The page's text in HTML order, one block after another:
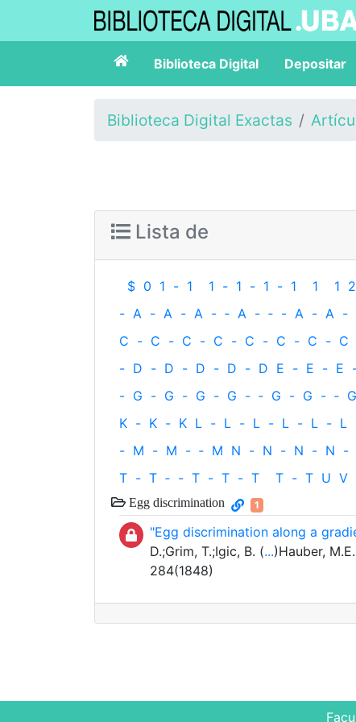
Biblioteca Digital Depositar
Biblioteca Digital Exactas
Lista de
$ 0 1 - 1 1 - 1 - 1 - 1 1 1 2
- A - A - A - ‐ A - ‐ - A - A -
C - C - C - C - C - C - C - C
- D - D - D - D - D E - E - E
- G - G - G - G - ‐ G - G - ‐ G
K - K - K L - L - L - L - L - L
- M - M - ‐ M N - N - N - N -
T - T ‐ - T - T - T T - T U V
Egg discrimination 1
"Egg discrimination along a
D.;Grim, T.;Igic, B. (...)Hauber,
284(1848)